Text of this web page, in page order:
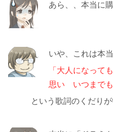
あら、、本当に
いや、これは本
「大人になっ
思い いつまでも
という歌詞のくだりが